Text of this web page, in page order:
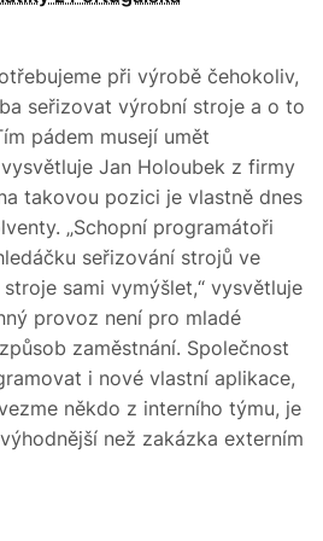
při výrobě čehokoliv,
seřizovat výrobní stroje a o to
pádem musejí umět
Jan Holoubek z firmy
takovou pozici je vlastně dnes
„Schopní programátoři
seřizování strojů ve
sami vymýšlet,“ vysvětluje
provoz není pro mladé
zaměstnání. Společnost
i nové vlastní aplikace,
někdo z interního týmu, je
než zakázka externím